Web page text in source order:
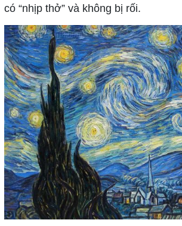
có “nhịp thở” và không bị rối.